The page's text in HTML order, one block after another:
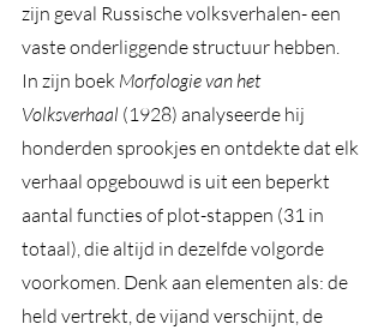
zijn geval Russische volksverhalen- een
vaste onderliggende structuur hebben.
In zijn boek Morfologie van het
Volksverhaal (1928) analyseerde hij
honderden sprookjes en ontdekte dat elk
verhaal opgebouwd is uit een beperkt
aantal functies of plot-stappen (31 in
totaal), die altijd in dezelfde volgorde
voorkomen. Denk aan elementen als: de
held vertrekt, de vijand verschijnt, de